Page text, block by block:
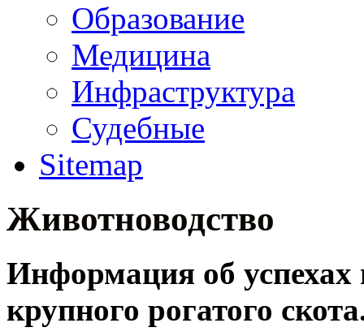
Образование
Медицина
Инфраструктура
Судебные
Sitemap
Животноводство
Информация об успехах
крупного рогатого